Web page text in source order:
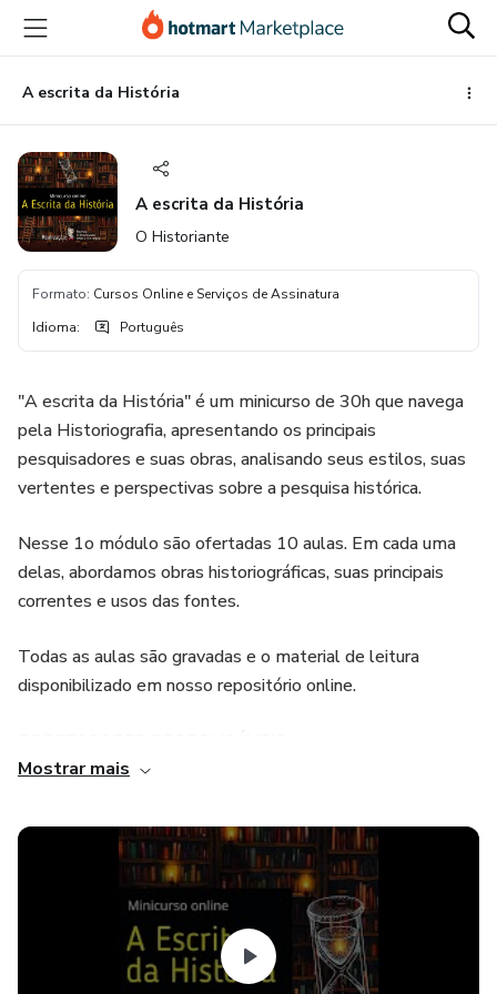
para
conteúdo
principal
para
pagamento
para
rodapé
A escrita da História
A escrita da História
O Historiante
Formato: Cursos Online e Serviços de Assinatura
Idioma: Português
"A escrita da História" é um minicurso de 30h que navega
pela Historiografia, apresentando os principais
pesquisadores e suas obras, analisando seus estilos, suas
vertentes e perspectivas sobre a pesquisa histórica.
Nesse 1o módulo são ofertadas 10 aulas. Em cada uma
delas, abordamos obras historiográficas, suas principais
correntes e usos das fontes.
Todas as aulas são gravadas e o material de leitura
disponibilizado em nosso repositório online.
Especialista em História do Brasil (Faculdade Montenegro)
Graduado em História (UPE)
Possui pesquisas sobre História Militar e História do
Mostrar mais